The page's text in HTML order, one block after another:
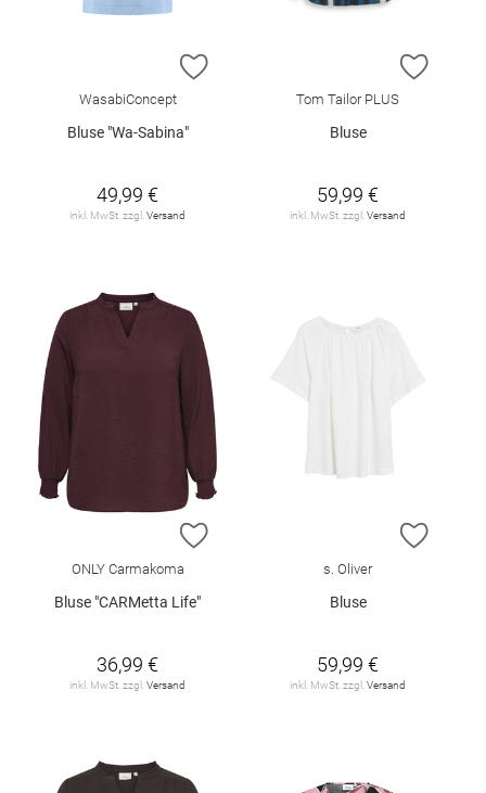
ZUR WUNSCHLISTE HINZUFÜGEN
WasabiConcept
Bluse "Wa-Sabina"
49,99 €
inkl. MwSt. zzgl. Versand
ZUR
Tom Tailor PLUS
Bluse
59,99 €
inkl. MwSt. zzgl. Versand
ZUR WUNSCHLISTE HINZUFÜGEN
ONLY Carmakoma
Bluse "CARMetta Life"
36,99 €
inkl. MwSt. zzgl. Versand
ZUR
s. Oliver
Bluse
59,99 €
inkl. MwSt. zzgl. Versand